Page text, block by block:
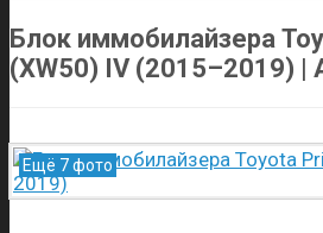
Блок иммобилайзера
(XW50) IV (2015–2019) |
Ещё 7 фото